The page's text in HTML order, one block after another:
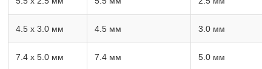
4.5 x 3.0 мм 4.5 мм 3.0 мм
7.4 x 5.0 мм 7.4 мм 5.0 мм